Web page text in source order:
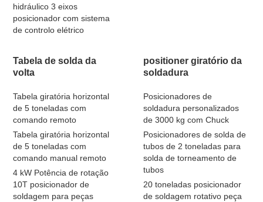
hidráulico 3 eixos
posicionador com sistema
de controlo elétrico
Tabela de solda da
volta
Tabela giratória horizontal
de 5 toneladas com
comando remoto
Tabela giratória horizontal
de 5 toneladas com
comando manual remoto
4 kW Potência de rotação
10T posicionador de
soldagem para peças
positioner giratório da
soldadura
Posicionadores de
soldadura personalizados
de 3000 kg com Chuck
Posicionadores de solda de
tubos de 2 toneladas para
solda de torneamento de
tubos
20 toneladas posicionador
de soldagem rotativo peça